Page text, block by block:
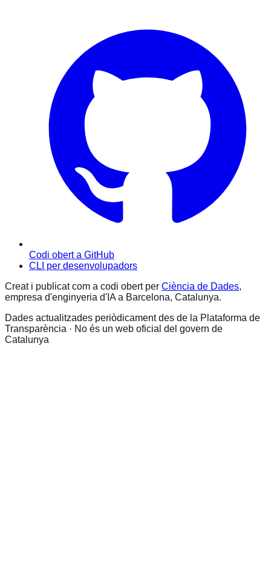
Codi obert a GitHub
CLI per desenvolupadors
Creat i publicat com a codi obert per Ciència de Dades,
empresa d'enginyeria d'IA a Barcelona, Catalunya.
Dades actualitzades periòdicament des de la Plataforma de
Transparència · No és un web oficial del govern de
Catalunya